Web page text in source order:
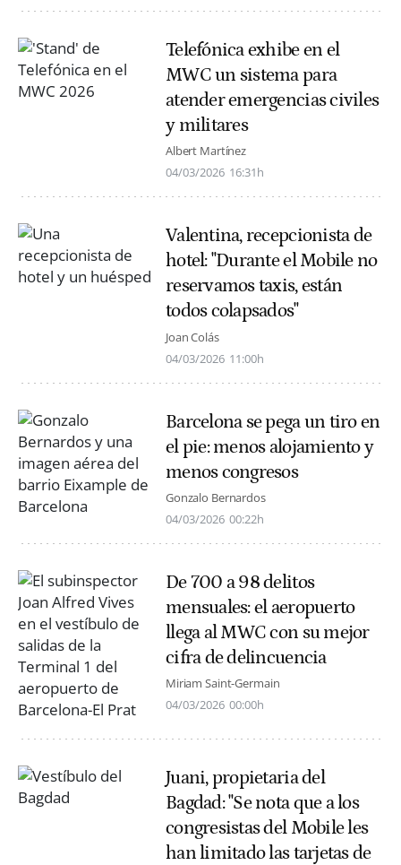
Telefónica exhibe en el
MWC un sistema para
atender emergencias civiles
y militares
Albert Martínez
04/03/2026 16:31h
Valentina, recepcionista de
hotel: "Durante el Mobile no
reservamos taxis, están
todos colapsados"
Joan Colás
04/03/2026 11:00h
Barcelona se pega un tiro en
el pie: menos alojamiento y
menos congresos
Gonzalo Bernardos
04/03/2026 00:22h
De 700 a 98 delitos
mensuales: el aeropuerto
llega al MWC con su mejor
cifra de delincuencia
Miriam Saint-Germain
04/03/2026 00:00h
Juani, propietaria del
Bagdad: "Se nota que a los
congresistas del Mobile les
han limitado las tarjetas de